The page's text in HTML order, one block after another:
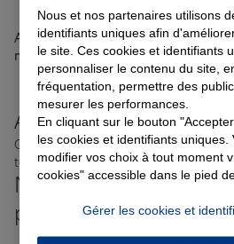
Protection juridique
Retraite
Tous nos devis d'assurance
Aucun avis sur votre agence n'a
moment
Allianz proche de
Où que vous soyez en France, nos
toujours près de chez vous.
Nos offres
plus grandes villes
Nous et nos partenaires utilisons
identifiants uniques afin
le site. Ces cookies et identifiants
personnaliser le contenu du site,
fréquentation, permettre des
mesurer les performances.
En cliquant sur le bouton
les cookies et identifiants uniques.
modifier vos choix à tout moment
cookies" accessible dans le pied
Gérer les cookies et